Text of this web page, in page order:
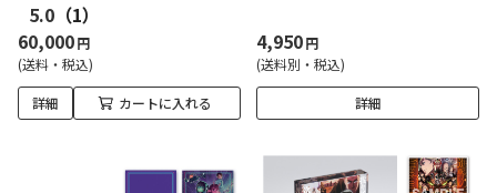
5.0 （1）
60,000円
(送料・税込)
詳細 カートに入れる
4,950円
(送料別・税込)
詳細